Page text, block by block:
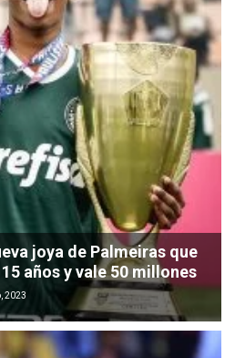
joya de Palmeiras que
años y vale 50 millones
2023